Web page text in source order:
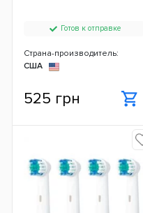
Готов к отправке
Страна-производитель:
США
525 грн